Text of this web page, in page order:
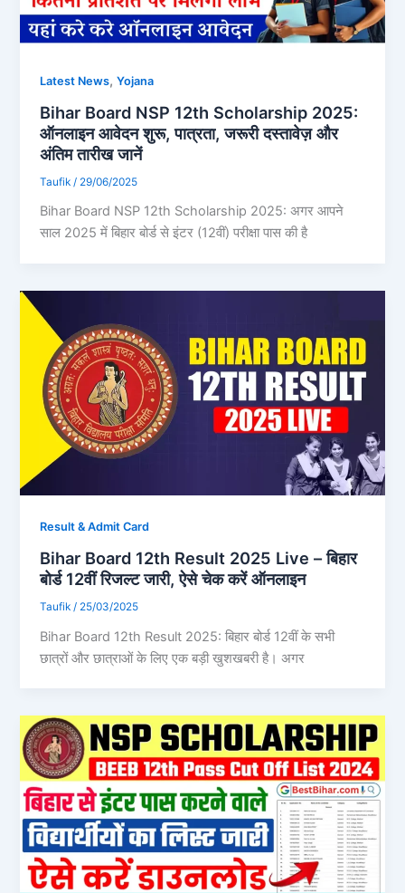
Latest News,Yojana
Bihar Board NSP 12th Scholarship 2025:
ऑनलाइन आवेदन शुरू, पात्रता, जरूरी दस्तावेज़ और
अंतिम तारीख जानें
Taufik / 29/06/2025
Bihar Board NSP 12th Scholarship 2025: अगर आपने
साल 2025 में बिहार बोर्ड से इंटर (12वीं) परीक्षा पास की है
Result & Admit Card
Bihar Board 12th Result 2025 Live – बिहार
बोर्ड 12वीं रिजल्ट जारी, ऐसे चेक करें ऑनलाइन
Taufik / 25/03/2025
Bihar Board 12th Result 2025: बिहार बोर्ड 12वीं के सभी
छात्रों और छात्राओं के लिए एक बड़ी खुशखबरी है। अगर